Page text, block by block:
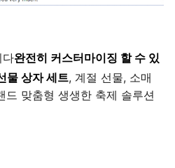
다완전히 커스터마이징 할 수 있
물 상자 세트, 계절 선물, 소매
드 맞춤형 생생한 축제 솔루션